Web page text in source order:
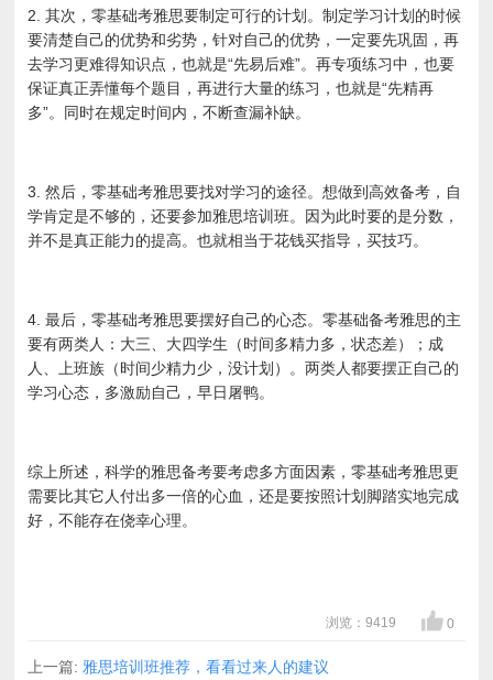
2. 其次，零基础考雅思要制定可行的计划。制定学习计划的时候
要清楚自己的优势和劣势，针对自己的优势，一定要先巩固，再
去学习更难得知识点，也就是“先易后难”。再专项练习中，也要
保证真正弄懂每个题目，再进行大量的练习，也就是“先精再
多”。同时在规定时间内，不断查漏补缺。
3. 然后，零基础考雅思要找对学习的途径。想做到高效备考，自
学肯定是不够的，还要参加雅思培训班。因为此时要的是分数，
并不是真正能力的提高。也就相当于花钱买指导，买技巧。
4. 最后，零基础考雅思要摆好自己的心态。零基础备考雅思的主
要有两类人：大三、大四学生（时间多精力多，状态差）；成
人、上班族（时间少精力少，没计划）。两类人都要摆正自己的
学习心态，多激励自己，早日屠鸭。
综上所述，科学的雅思备考要考虑多方面因素，零基础考雅思更
需要比其它人付出多一倍的心血，还是要按照计划脚踏实地完成
好，不能存在侥幸心理。
浏览：9419 0
上一篇: 雅思培训班推荐，看看过来人的建议